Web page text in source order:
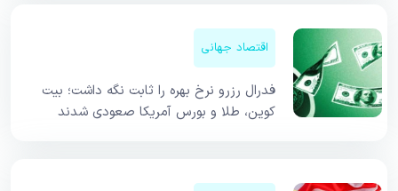
اقتصاد جهانی
فدرال رزرو نرخ بهره را ثابت نگه داشت؛ بیت
کوین، طلا و بورس آمریکا صعودی شدند